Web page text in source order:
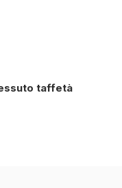
taffetà